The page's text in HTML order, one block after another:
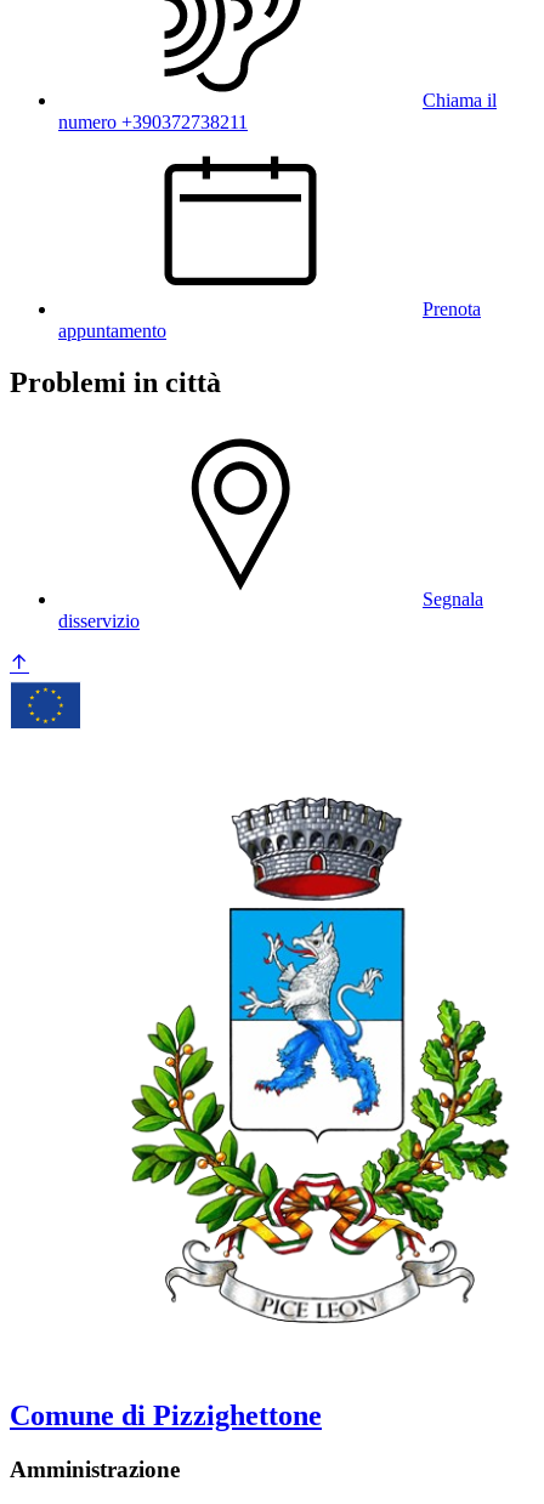
Chiama il
numero +390372738211
Prenota
appuntamento
Problemi in città
Segnala
disservizio
Comune di Pizzighettone
Amministrazione